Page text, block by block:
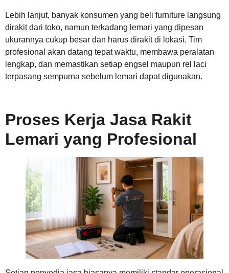
Lebih lanjut, banyak konsumen yang beli furniture langsung
dirakit dari toko, namun terkadang lemari yang dipesan
ukurannya cukup besar dan harus dirakit di lokasi. Tim
profesional akan datang tepat waktu, membawa peralatan
lengkap, dan memastikan setiap engsel maupun rel laci
terpasang sempurna sebelum lemari dapat digunakan.
Proses Kerja Jasa Rakit
Lemari yang Profesional